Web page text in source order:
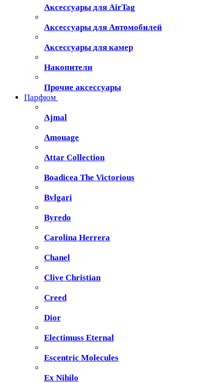
Аксессуары для AirTag
Аксессуары для Автомобилей
Аксессуары для камер
Накопители
Прочие аксессуары
Парфюм
Ajmal
Amouage
Attar Collection
Boadicea The Victorious
Bvlgari
Byredo
Carolina Herrera
Chanel
Clive Christian
Creed
Dior
Electimuss Eternal
Escentric Molecules
Ex Nihilo